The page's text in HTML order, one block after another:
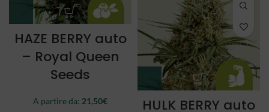
HAZE BERRY auto
– Royal Queen
Seeds
A partire da: 21,50€
HULK BERRY auto